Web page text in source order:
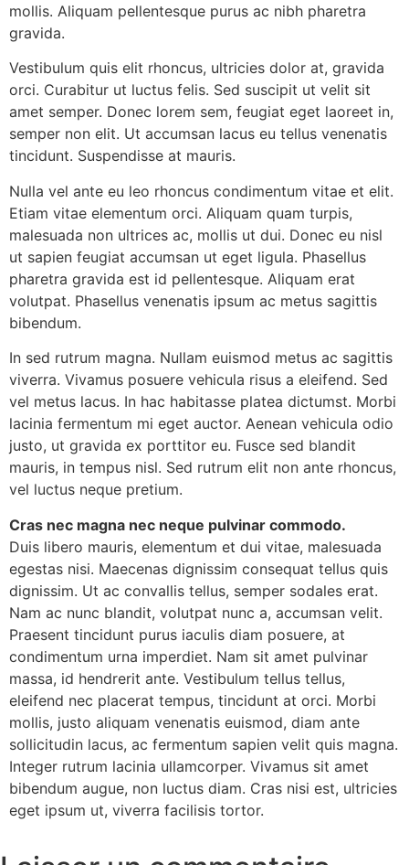
mollis. Aliquam pellentesque purus ac nibh pharetra
gravida.
Vestibulum quis elit rhoncus, ultricies dolor at, gravida
orci. Curabitur ut luctus felis. Sed suscipit ut velit sit
amet semper. Donec lorem sem, feugiat eget laoreet in,
semper non elit. Ut accumsan lacus eu tellus venenatis
tincidunt. Suspendisse at mauris.
Nulla vel ante eu leo rhoncus condimentum vitae et elit.
Etiam vitae elementum orci. Aliquam quam turpis,
malesuada non ultrices ac, mollis ut dui. Donec eu nisl
ut sapien feugiat accumsan ut eget ligula. Phasellus
pharetra gravida est id pellentesque. Aliquam erat
volutpat. Phasellus venenatis ipsum ac metus sagittis
bibendum.
In sed rutrum magna. Nullam euismod metus ac sagittis
viverra. Vivamus posuere vehicula risus a eleifend. Sed
vel metus lacus. In hac habitasse platea dictumst. Morbi
lacinia fermentum mi eget auctor. Aenean vehicula odio
justo, ut gravida ex porttitor eu. Fusce sed blandit
mauris, in tempus nisl. Sed rutrum elit non ante rhoncus,
vel luctus neque pretium.
Cras nec magna nec neque pulvinar commodo.
Duis libero mauris, elementum et dui vitae, malesuada
egestas nisi. Maecenas dignissim consequat tellus quis
dignissim. Ut ac convallis tellus, semper sodales erat.
Nam ac nunc blandit, volutpat nunc a, accumsan velit.
Praesent tincidunt purus iaculis diam posuere, at
condimentum urna imperdiet. Nam sit amet pulvinar
massa, id hendrerit ante. Vestibulum tellus tellus,
eleifend nec placerat tempus, tincidunt at orci. Morbi
mollis, justo aliquam venenatis euismod, diam ante
sollicitudin lacus, ac fermentum sapien velit quis magna.
Integer rutrum lacinia ullamcorper. Vivamus sit amet
bibendum augue, non luctus diam. Cras nisi est, ultricies
eget ipsum ut, viverra facilisis tortor.